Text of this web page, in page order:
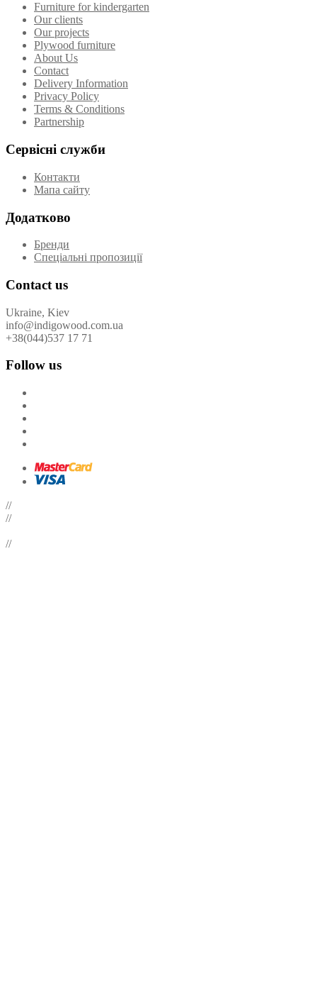
Furniture for kindergarten
Our clients
Our projects
Plywood furniture
About Us
Contact
Delivery Information
Privacy Policy
Terms & Conditions
Partnership
Сервісні служби
Контакти
Мапа сайту
Додатково
Бренди
Спеціальні пропозиції
Contact us
Ukraine, Kiev
info@indigowood.com.ua
+38(044)537 17 71
Follow us
//
//
//